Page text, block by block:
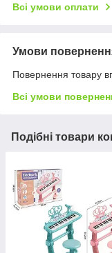
Всі умови оплати
Умови
Повернення товару
Всі умови
Подібні товари